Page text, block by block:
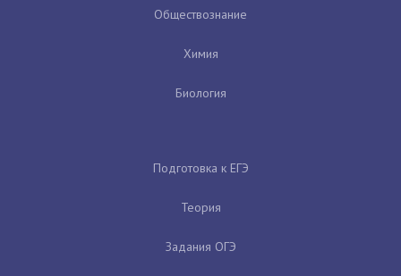
Обществознание
Химия
Биология
Подготовка к ЕГЭ
Теория
Задания ОГЭ